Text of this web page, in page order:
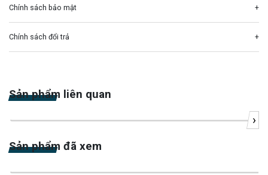
Chính sách bảo mật
Chính sách đổi trả
Sản phẩm liên quan
›
Sản phẩm đã xem